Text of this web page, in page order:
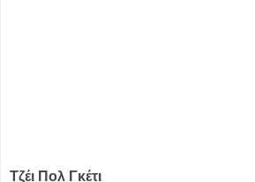
Τζέι Πολ Γκέτι